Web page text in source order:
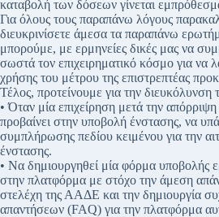
καταβολή των δόσεων γίνεται
Για όλους τους παραπάνω λόγους
διευκρινίσετε άμεσα τα παραπάνω
μπορούμε, με ερμηνείες δικές μας να
σωστά τον επιχειρηματικό κόσμο για να
χρήσης του μέτρου της επιστρεπτέας
Τέλος, προτείνουμε για την διευκόλυνση
• Όταν μία επιχείρηση μετά την απόρριψη
προβαίνει στην υποβολή ένστασης, να
συμπλήρωσης πεδίου κειμένου για την
ένστασης.
• Να δημιουργηθεί μία φόρμα υποβολής
στην πλατφόρμα με στόχο την άμεση
στελέχη της ΑΑΔΕ και την δημιουργία
απαντήσεων (FAQ) για την πλατφόρμα